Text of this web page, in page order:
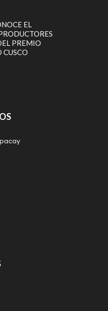
EL
PREMIO
CUSCO